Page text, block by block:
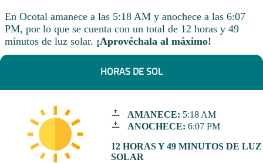
En Ocotal amanece a las 5:18 AM y anochece a las 6:07
PM, por lo que se cuenta con un total de 12 horas y 49
minutos de luz solar. ¡Aprovéchala al máximo!
HORAS DE SOL
AMANECE: 5:18 AM
ANOCHECE: 6:07 PM
12 HORAS Y 49 MINUTOS DE LUZ
SOLAR